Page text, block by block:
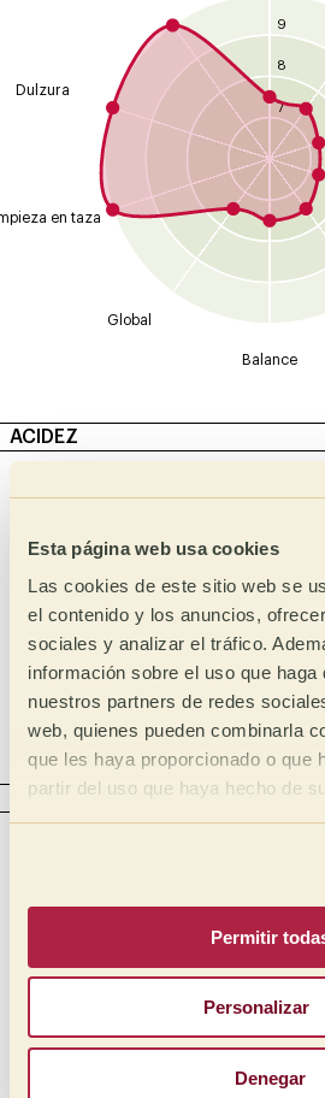
Esta página web usa cookies
Las cookies de este sitio web se
el contenido y los anuncios,
sociales y analizar el tráfico.
información sobre el uso que haga
nuestros partners de redes
web, quienes pueden combinarla
que les haya proporcionado o que
partir del uso que haya hecho de
Permitir
Personalizar
Denegar
9
8
7
Balance
Global
en taza
Dulzura
ACIDEZ
Baja
Media Baja
Media
Media Alta
CUERPO